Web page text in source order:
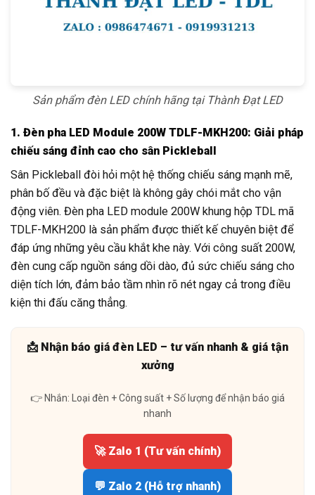
Sản phẩm đèn LED chính hãng tại Thành Đạt LED
1. Đèn pha LED Module 200W TDLF-MKH200: Giải pháp
chiếu sáng đỉnh cao cho sân Pickleball
Sân Pickleball đòi hỏi một hệ thống chiếu sáng mạnh mẽ,
phân bố đều và đặc biệt là không gây chói mắt cho vận
động viên. Đèn pha LED module 200W khung hộp TDL mã
TDLF-MKH200 là sản phẩm được thiết kế chuyên biệt để
đáp ứng những yêu cầu khắt khe này. Với công suất 200W,
đèn cung cấp nguồn sáng dồi dào, đủ sức chiếu sáng cho
diện tích lớn, đảm bảo tầm nhìn rõ nét ngay cả trong điều
kiện thi đấu căng thẳng.
📩 Nhận báo giá đèn LED – tư vấn nhanh & giá tận
xưởng
👉 Nhắn: Loại đèn + Công suất + Số lượng để nhận báo giá
nhanh
🚀 Zalo 1 (Tư vấn chính)
💬 Zalo 2 (Hỗ trợ nhanh)